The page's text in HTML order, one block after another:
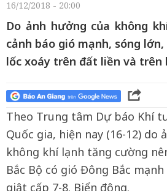
16/12/2018 - 20:00
Do ảnh hưởng của không
cảnh báo gió mạnh, sóng
lốc xoáy trên đất liền và trên
Theo Trung tâm Dự báo Khí
Quốc gia, hiện nay (16-12) do
không khí lạnh tăng cường
Bắc Bộ có gió Đông Bắc
giật cấp 7-8. Biển động.